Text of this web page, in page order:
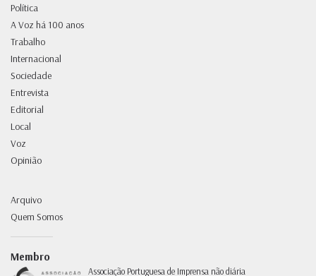
Política
A Voz há 100 anos
Trabalho
Internacional
Sociedade
Entrevista
Editorial
Local
Voz
Opinião
Arquivo
Quem Somos
Membro
Associação Portuguesa de Imprensa não diária